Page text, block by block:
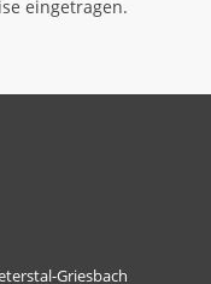
eingetragen.
Griesbach